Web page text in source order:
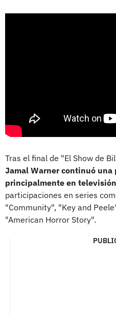
Tras el final de "El Show de
Jamal Warner continuó una
principalmente en
participaciones en series
"Community", "Key and
"American Horror Story".